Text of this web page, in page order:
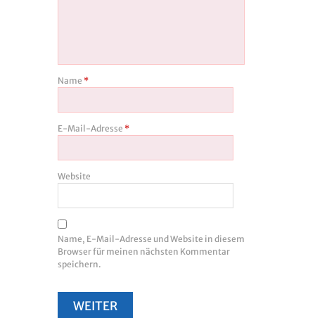
Name *
E-Mail-Adresse *
Website
Name, E-Mail-Adresse und Website in diesem
Browser für meinen nächsten Kommentar
speichern.